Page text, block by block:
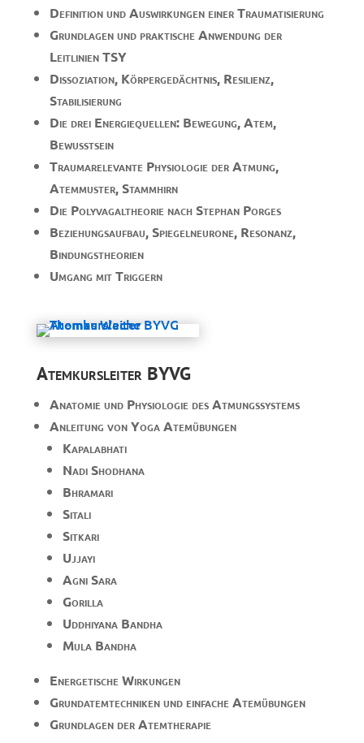
Definition und Auswirkungen einer Traumatisierung
Grundlagen und praktische Anwendung der
Leitlinien TSY
Dissoziation, Körpergedächtnis, Resilienz,
Stabilisierung
Die drei Energiequellen: Bewegung, Atem,
Bewusstsein
Traumarelevante Physiologie der Atmung,
Atemmuster, Stammhirn
Die Polyvagaltheorie nach Stephan Porges
Beziehungsaufbau, Spiegelneurone, Resonanz,
Bindungstheorien
Umgang mit Triggern
Atemkursleiter BYVG
Anatomie und Physiologie des Atmungssystems
Anleitung von Yoga Atemübungen
Kapalabhati
Nadi Shodhana
Bhramari
Sitali
Sitkari
Ujjayi
Agni Sara
Gorilla
Uddhiyana Bandha
Mula Bandha
Energetische Wirkungen
Grundatemtechniken und einfache Atemübungen
Grundlagen der Atemtherapie